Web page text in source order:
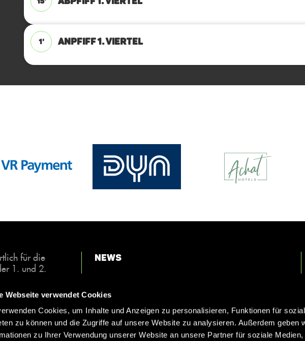
Webseite verwendet Cookies
Cookies, um Inhalte und Anzeigen zu personalisieren, Funktionen für
zu können und die Zugriffe auf unsere Website zu analysieren. Außerdem geben
zu Ihrer Verwendung unserer Website an unsere Partner für soziale Medien,
1' ANPFIFF 1. Viertel
für die
1. und 2.
unter dem
sowohl im
News
Kontakt